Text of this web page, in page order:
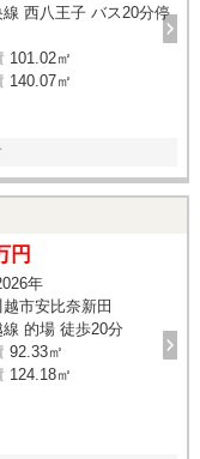
線 西八王子 バス20分停
101.02㎡
140.07㎡
円
年
市安比奈新田
線 的場 徒歩20分
92.33㎡
124.18㎡